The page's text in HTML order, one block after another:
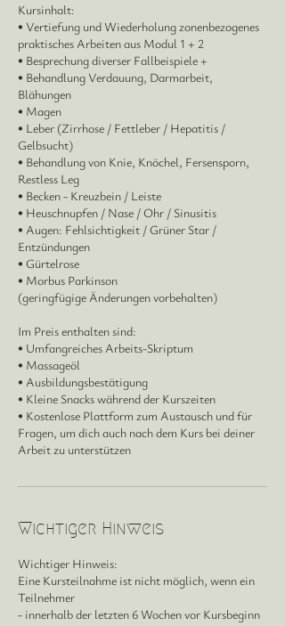
Kursinhalt:
• Vertiefung und Wiederholung zonenbezogenes
praktisches Arbeiten aus Modul 1 + 2
• Besprechung diverser Fallbeispiele +
• Behandlung Verdauung, Darmarbeit,
Blähungen
• Magen
• Leber (Zirrhose / Fettleber / Hepatitis /
Gelbsucht)
• Behandlung von Knie, Knöchel, Fersensporn,
Restless Leg
• Becken - Kreuzbein / Leiste
• Heuschnupfen / Nase / Ohr / Sinusitis
• Augen: Fehlsichtigkeit / Grüner Star /
Entzündungen
• Gürtelrose
• Morbus Parkinson
(geringfügige Änderungen vorbehalten)
Im Preis enthalten sind:
• Umfangreiches Arbeits-Skriptum
• Massageöl
• Ausbildungsbestätigung
• Kleine Snacks während der Kurszeiten
• Kostenlose Plattform zum Austausch und für
Fragen, um dich auch nach dem Kurs bei deiner
Arbeit zu unterstützen
Wichtiger Hinweis
Wichtiger Hinweis:
Eine Kursteilnahme ist nicht möglich, wenn ein
Teilnehmer
- innerhalb der letzten 6 Wochen vor Kursbeginn